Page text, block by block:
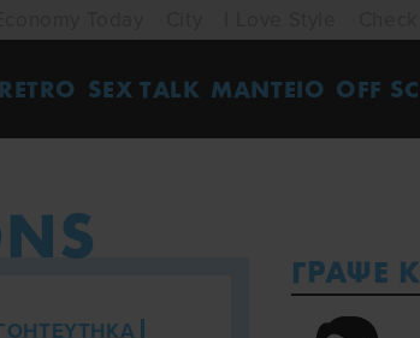
RETRO SEX TALK ΜΑΝΤΕΙΟ OFF
ΓΡΑΨΕ